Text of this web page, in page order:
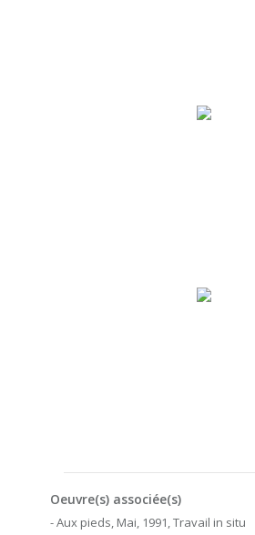
Oeuvre(s) associée(s)
- Aux pieds, Mai, 1991, Travail in situ